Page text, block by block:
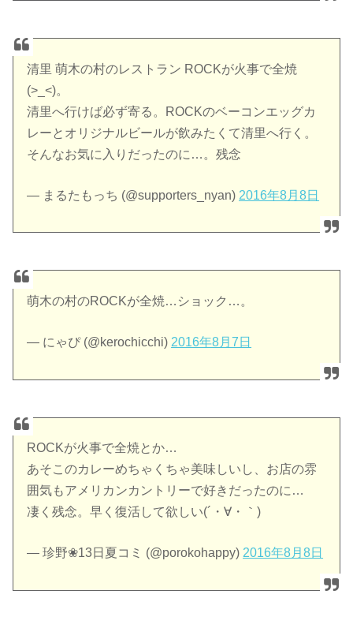
清里 萌木の村のレストラン ROCKが火事で全焼
(>_<)。
清里へ行けば必ず寄る。ROCKのベーコンエッグカ
レーとオリジナルビールが飲みたくて清里へ行く。
そんなお気に入りだったのに…。残念
— まるたもっち (@supporters_nyan) 2016年8月8日
萌木の村のROCKが全焼…ショック…。
— にゃぴ (@kerochicchi) 2016年8月7日
ROCKが火事で全焼とか…
あそこのカレーめちゃくちゃ美味しいし、お店の雰
囲気もアメリカンカントリーで好きだったのに…
凄く残念。早く復活して欲しい(´・∀・｀)
— 珍野❀13日夏コミ (@porokohappy)2016年8月8日